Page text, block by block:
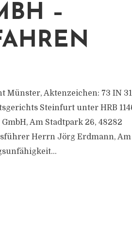
–
Münster, Aktenzeichen: 73 IN
Steinfurt unter HRB
Am Stadtpark 26, 48282
Herrn Jörg Erdmann, Am